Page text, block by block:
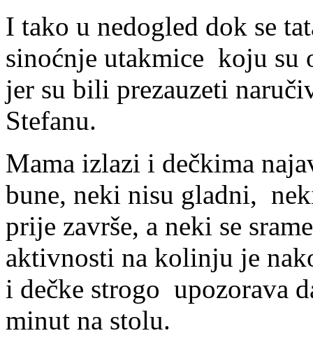
I tako u nedogled dok se
sinoćnje utakmice koju su
jer su bili prezauzeti
Stefanu.
Mama izlazi i dečkima
bune, neki nisu gladni,
prije završe, a neki se
aktivnosti na kolinju je
i dečke strogo upozorava
minut na stolu.